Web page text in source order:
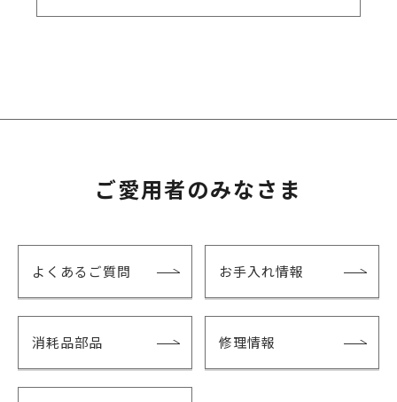
ご愛用者のみなさま
よくあるご質問 お手入れ情報
消耗品部品 修理情報